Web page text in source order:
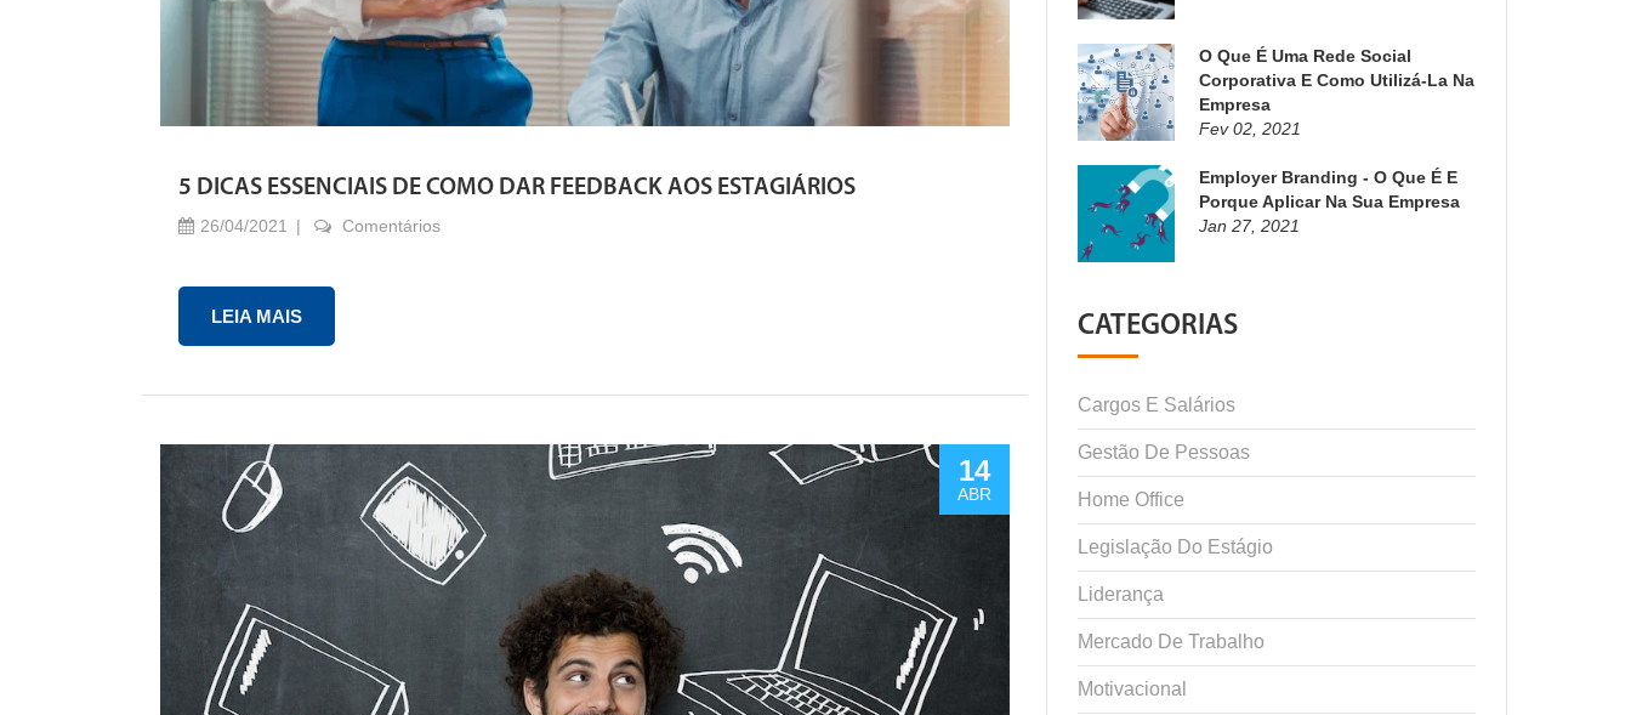
5 DICAS ESSENCIAIS DE COMO DAR FEEDBACK AOS ESTAGIÁRIOS
26/04/2021 Comentários
LEIA MAIS
14
ABR
O Que É Uma Rede Social
Corporativa E Como Utilizá-La Na
Empresa
Fev 02, 2021
Employer Branding - O Que É E
Porque Aplicar Na Sua Empresa
Jan 27, 2021
CATEGORIAS
Cargos E Salários
Gestão De Pessoas
Home Office
Legislação Do Estágio
Liderança
Mercado De Trabalho
Motivacional